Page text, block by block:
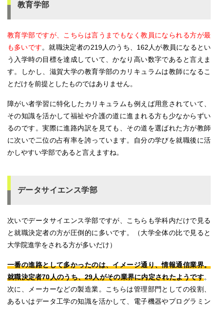
教育学部
教育学部ですが、こちらは言うまでもなく教員になられる方が最
も多いです。就職決定者の219人のうち、162人が教員になるとい
う入学時の目標を達成していて、かなり高い数字であると言えま
す。しかし、滋賀大学の教育学部のカリキュラムは教師になるこ
とだけを前提としたものではありません。
障がい者学習に特化したカリキュラムも例えば用意されていて、
その知識を活かして福祉や介護の道に進まれる方も少なからずい
るのです。実際に進路内訳を見ても、その道を選ばれた方が教師
に次いで二位の占有率を誇っています。自分の学びを就職後に活
かしやすい学部であると言えますね。
データサイエンス学部
次いでデータサイエンス学部ですが、こちらも学科内だけで見る
と就職決定者の方が圧倒的に多いです。（大学全体の比で見ると
大学院進学をされる方が多いだけ）
一番の進路として多かったのは、イメージ通り、情報通信業界。
就職決定者70人のうち、29人がその業界に内定されたようです。
次に、メーカーなどの製造業。こちらは管理部門としての役割、
あるいはデータ工学の知識を活かして、電子機器やプログラミン